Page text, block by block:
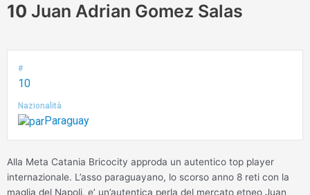
10 Juan Adrian Gomez Salas
#
10
Nazionalità
Paraguay
Alla Meta Catania Bricocity approda un autentico top player
internazionale. L’asso paraguayano, lo scorso anno 8 reti con la
maglia del Napoli, e’ un’autentica perla del mercato etneo Juan